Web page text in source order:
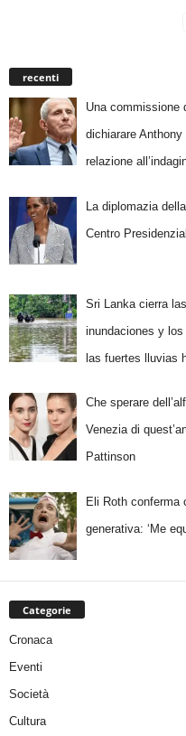
recenti
Una commissione
dichiarare
relazione
La diplomazia
Centro
Sri Lanka cierra
inundaciones y
las fuertes lluvias
Che sperare
Venezia di
Pattinson
Eli Roth conferma
generativa: ‘Me
Categorie
Cronaca
Eventi
Società
Cultura